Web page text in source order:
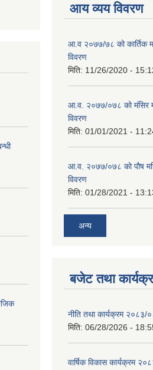
आय व्यय विवरण
आ.व २०७७/७८ को कार्तिक
विवरण
मिति: 11/26/2020 -
आ.व. २०७७/०७८ को मंसिर
विवरण
मिति: 01/01/2021 -
आ.व. २०७७/०७८ को पौष
विवरण
मिति: 01/28/2021 -
अन्य
बजेट तथा
नीति तथा कार्यक्रम २०८३/
मिति: 06/28/2026 -
वार्षिक विकास कार्यक्रम